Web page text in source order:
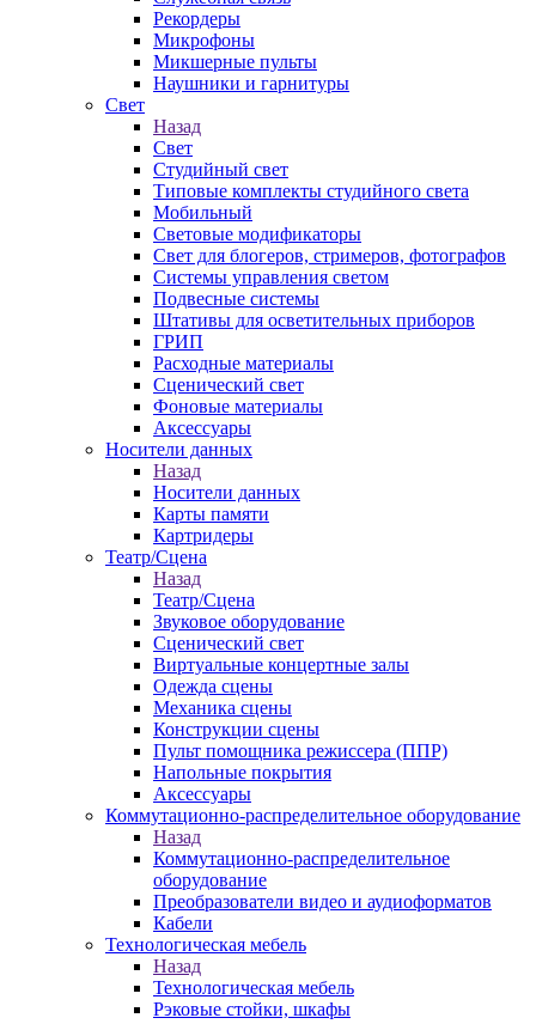
Рекордеры
Микрофоны
Микшерные пульты
Наушники и гарнитуры
Свет
Назад
Свет
Студийный свет
Типовые комплекты студийного света
Мобильный
Световые модификаторы
Свет для блогеров, стримеров, фотографов
Системы управления светом
Подвесные системы
Штативы для осветительных приборов
ГРИП
Расходные материалы
Сценический свет
Фоновые материалы
Аксессуары
Носители данных
Назад
Носители данных
Карты памяти
Картридеры
Театр/Сцена
Назад
Театр/Сцена
Звуковое оборудование
Сценический свет
Виртуальные концертные залы
Одежда сцены
Механика сцены
Конструкции сцены
Пульт помощника режиссера (ППР)
Напольные покрытия
Аксессуары
Коммутационно-распределительное оборудование
Назад
Коммутационно-распределительное
оборудование
Преобразователи видео и аудиоформатов
Кабели
Технологическая мебель
Назад
Технологическая мебель
Рэковые стойки, шкафы